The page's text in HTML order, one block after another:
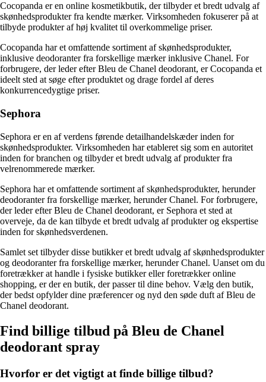
Cocopanda er en online kosmetikbutik, der tilbyder et bredt udvalg af
skønhedsprodukter fra kendte mærker. Virksomheden fokuserer på at
tilbyde produkter af høj kvalitet til overkommelige priser.
Cocopanda har et omfattende sortiment af skønhedsprodukter,
inklusive deodoranter fra forskellige mærker inklusive Chanel. For
forbrugere, der leder efter Bleu de Chanel deodorant, er Cocopanda et
ideelt sted at søge efter produktet og drage fordel af deres
konkurrencedygtige priser.
Sephora
Sephora er en af verdens førende detailhandelskæder inden for
skønhedsprodukter. Virksomheden har etableret sig som en autoritet
inden for branchen og tilbyder et bredt udvalg af produkter fra
velrenommerede mærker.
Sephora har et omfattende sortiment af skønhedsprodukter, herunder
deodoranter fra forskellige mærker, herunder Chanel. For forbrugere,
der leder efter Bleu de Chanel deodorant, er Sephora et sted at
overveje, da de kan tilbyde et bredt udvalg af produkter og ekspertise
inden for skønhedsverdenen.
Samlet set tilbyder disse butikker et bredt udvalg af skønhedsprodukter
og deodoranter fra forskellige mærker, herunder Chanel. Uanset om du
foretrækker at handle i fysiske butikker eller foretrækker online
shopping, er der en butik, der passer til dine behov. Vælg den butik,
der bedst opfylder dine præferencer og nyd den søde duft af Bleu de
Chanel deodorant.
Find billige tilbud på Bleu de Chanel
deodorant spray
Hvorfor er det vigtigt at finde billige tilbud?